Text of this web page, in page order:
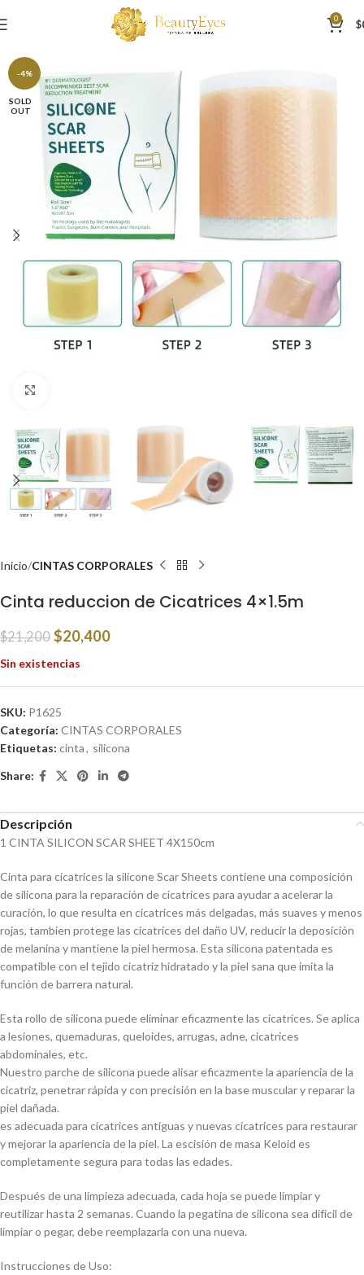
0 $
-4%
SOLD
OUT
Inicio CINTAS CORPORALES
Cinta reduccion de Cicatrices 4×1.5m
$21,200 $20,400
Sin existencias
SKU: P1625
Categoría: CINTAS CORPORALES
Etiquetas: cinta, silicona
Share:
Descripción
1 CINTA SILICON SCAR SHEET 4X150cm
Cinta para cicatrices la silicone Scar Sheets contiene una composición
de silicona para la reparación de cicatrices para ayudar a acelerar la
curación, lo que resulta en cicatrices más delgadas, más suaves y menos
rojas, tambien protege las cicatrices del daño UV, reducir la deposición
de melanina y mantiene la piel hermosa. Esta silicona patentada es
compatible con el tejido cicatriz hidratado y la piel sana que imita la
función de barrera natural.
Esta rollo de silicona puede eliminar eficazmente las cicatrices. Se aplica
a lesiones, quemaduras, queloides, arrugas, adne, cicatrices
abdominales, etc.
Nuestro parche de silicona puede alisar eficazmente la apariencia de la
cicatriz, penetrar rápida y con precisión en la base muscular y reparar la
piel dañada.
es adecuada para cicatrices antiguas y nuevas cicatrices para restaurar
y mejorar la apariencia de la piel. La escisión de masa Keloid es
completamente segura para todas las edades.
Después de una limpieza adecuada, cada hoja se puede limpiar y
reutilizar hasta 2 semanas. Cuando la pegatina de silicona sea difícil de
limpiar o pegar, debe reemplazarla con una nueva.
Instrucciones de Uso: